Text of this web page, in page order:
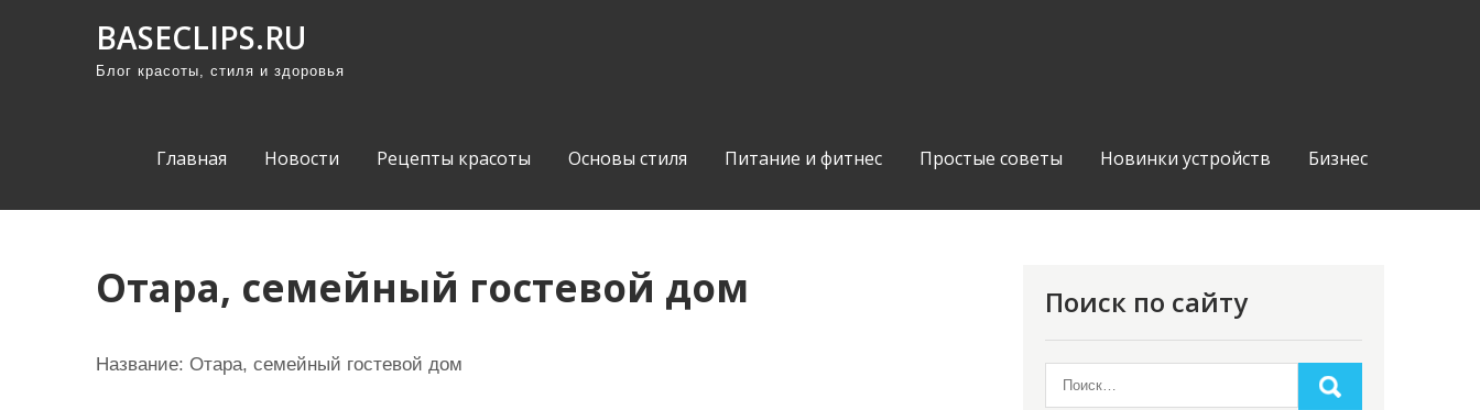
BASECLIPS.RU
Блог красоты, стиля и здоровья
Главная Новости Рецепты красоты Основы стиля Питание и фитнес Простые советы Новинки устройств Бизнес
Отара, семейный гостевой дом
Название: Отара, семейный гостевой дом
Поиск по сайту